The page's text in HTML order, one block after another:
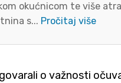
okućnicom te više
s... Pročitaj više
o važnosti